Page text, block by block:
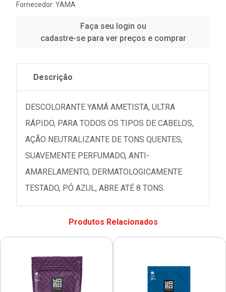
Fornecedor: YAMA
Faça seu login ou
cadastre-se para ver preços e comprar
Descrição
DESCOLORANTE YAMÁ AMETISTA, ULTRA
RÁPIDO, PARA TODOS OS TIPOS DE CABELOS,
AÇÃO NEUTRALIZANTE DE TONS QUENTES,
SUAVEMENTE PERFUMADO, ANTI-
AMARELAMENTO, DERMATOLOGICAMENTE
TESTADO, PÓ AZUL, ABRE ATÉ 8 TONS.
Produtos Relacionados